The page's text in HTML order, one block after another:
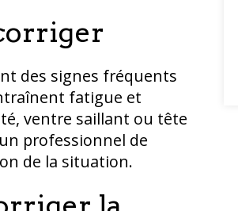
des signes fréquents
fatigue et
ventre saillant ou tête
professionnel de
de la situation.